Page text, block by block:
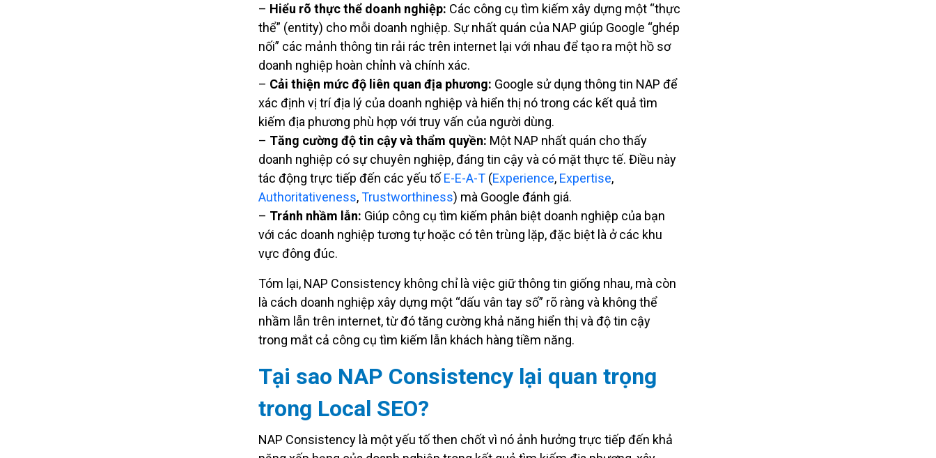
– Hiểu rõ thực thể doanh nghiệp: Các công cụ tìm kiếm xây dựng một “thực
thể” (entity) cho mỗi doanh nghiệp. Sự nhất quán của NAP giúp Google “ghép
nối” các mảnh thông tin rải rác trên internet lại với nhau để tạo ra một hồ sơ
doanh nghiệp hoàn chỉnh và chính xác.
– Cải thiện mức độ liên quan địa phương: Google sử dụng thông tin NAP để
xác định vị trí địa lý của doanh nghiệp và hiển thị nó trong các kết quả tìm
kiếm địa phương phù hợp với truy vấn của người dùng.
– Tăng cường độ tin cậy và thẩm quyền: Một NAP nhất quán cho thấy
doanh nghiệp có sự chuyên nghiệp, đáng tin cậy và có mặt thực tế. Điều này
tác động trực tiếp đến các yếu tốE-E-A-T(Experience, Expertise,
Authoritativeness,Trustworthiness) mà Google đánh giá.
– Tránh nhầm lẫn: Giúp công cụ tìm kiếm phân biệt doanh nghiệp của bạn
với các doanh nghiệp tương tự hoặc có tên trùng lặp, đặc biệt là ở các khu
vực đông đúc.
Tóm lại, NAP Consistency không chỉ là việc giữ thông tin giống nhau, mà còn
là cách doanh nghiệp xây dựng một “dấu vân tay số” rõ ràng và không thể
nhầm lẫn trên internet, từ đó tăng cường khả năng hiển thị và độ tin cậy
trong mắt cả công cụ tìm kiếm lẫn khách hàng tiềm năng.
Tại sao NAP Consistency lại quan trọng
trong Local SEO?
NAP Consistency là một yếu tố then chốt vì nó ảnh hưởng trực tiếp đến khả